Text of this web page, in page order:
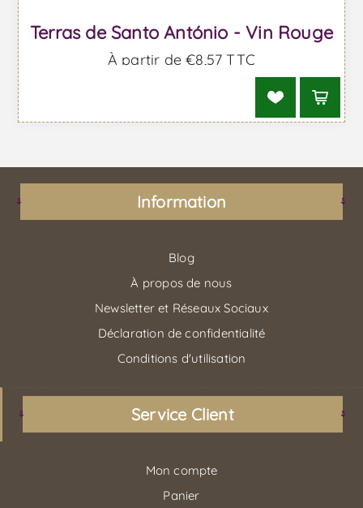
Terras de Santo António - Vin Rouge
À partir de €8,57 TTC
Information
Blog
À propos de nous
Newsletter et Réseaux Sociaux
Déclaration de confidentialité
Conditions d'utilisation
Service Client
Mon compte
Panier